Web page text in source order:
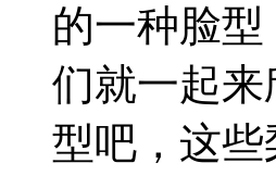
的一种脸
们就一起
型吧，这